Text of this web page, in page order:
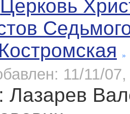
Церковь
Костромская
11/11/
: Лазарев